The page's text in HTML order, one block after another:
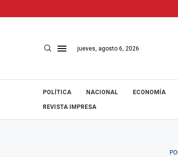
jueves, agosto 6, 2026
POLÍTICA NACIONAL ECONOMÍA
REVISTA IMPRESA